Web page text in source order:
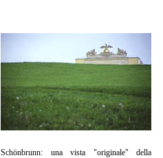
Schönbrunn: una vista "originale" della